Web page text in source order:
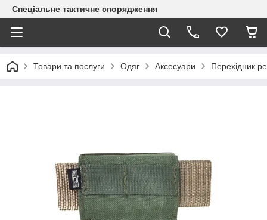
Спеціальне тактичне спорядження
Товари та послуги Одяг Аксесуари Перехідник